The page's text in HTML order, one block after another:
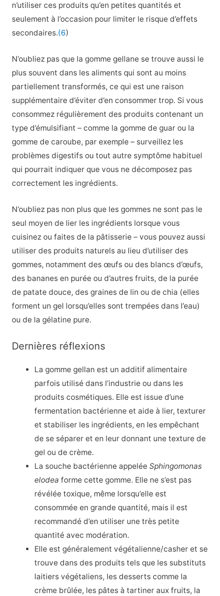
n’utiliser ces produits qu’en petites quantités et
seulement à l’occasion pour limiter le risque d’effets
secondaires.(6)
N’oubliez pas que la gomme gellane se trouve aussi le
plus souvent dans les aliments qui sont au moins
partiellement transformés, ce qui est une raison
supplémentaire d’éviter d’en consommer trop. Si vous
consommez régulièrement des produits contenant un
type d’émulsifiant – comme la gomme de guar ou la
gomme de caroube, par exemple – surveillez les
problèmes digestifs ou tout autre symptôme habituel
qui pourrait indiquer que vous ne décomposez pas
correctement les ingrédients.
N’oubliez pas non plus que les gommes ne sont pas le
seul moyen de lier les ingrédients lorsque vous
cuisinez ou faites de la pâtisserie – vous pouvez aussi
utiliser des produits naturels au lieu d’utiliser des
gommes, notamment des œufs ou des blancs d’œufs,
des bananes en purée ou d’autres fruits, de la purée
de patate douce, des graines de lin ou de chia (elles
forment un gel lorsqu’elles sont trempées dans l’eau)
ou de la gélatine pure.
Dernières réflexions
La gomme gellan est un additif alimentaire
parfois utilisé dans l’industrie ou dans les
produits cosmétiques. Elle est issue d’une
fermentation bactérienne et aide à lier, texturer
et stabiliser les ingrédients, en les empêchant
de se séparer et en leur donnant une texture de
gel ou de crème.
La souche bactérienne appeléeSphingomonas
elodea forme cette gomme. Elle ne s’est pas
révélée toxique, même lorsqu’elle est
consommée en grande quantité, mais il est
recommandé d’en utiliser une très petite
quantité avec modération.
Elle est généralement végétalienne/casher et se
trouve dans des produits tels que les substituts
laitiers végétaliens, les desserts comme la
crème brûlée, les pâtes à tartiner aux fruits, la